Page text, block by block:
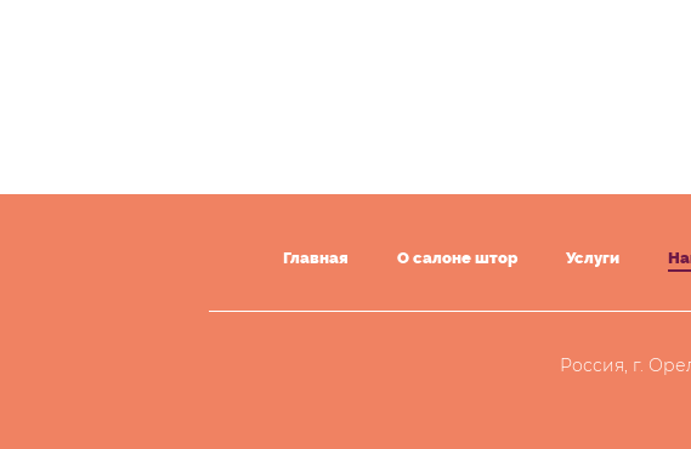
Главная О салоне штор Услуги
Россия, г.